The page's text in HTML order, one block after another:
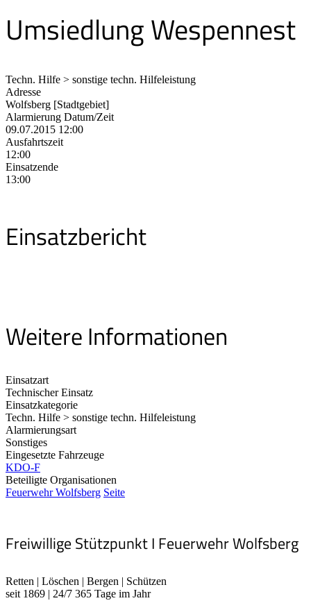
Umsiedlung Wespennest
Techn. Hilfe > sonstige techn. Hilfeleistung
Adresse
Wolfsberg [Stadtgebiet]
Alarmierung Datum/Zeit
09.07.2015 12:00
Ausfahrtszeit
12:00
Einsatzende
13:00
Einsatzbericht
Weitere Informationen
Einsatzart
Technischer Einsatz
Einsatzkategorie
Techn. Hilfe > sonstige techn. Hilfeleistung
Alarmierungsart
Sonstiges
Eingesetzte Fahrzeuge
KDO-F
Beteiligte Organisationen
Feuerwehr Wolfsberg Seite
Freiwillige Stützpunkt I Feuerwehr Wolfsberg
Retten | Löschen | Bergen | Schützen
seit 1869 | 24/7 365 Tage im Jahr